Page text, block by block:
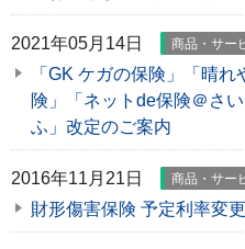
2021年05月14日 商品・サー
「GK ケガの保険」「晴
険」「ネットde保険＠さ
ふ」改定のご案内
2016年11月21日 商品・サー
財形傷害保険 予定利率変